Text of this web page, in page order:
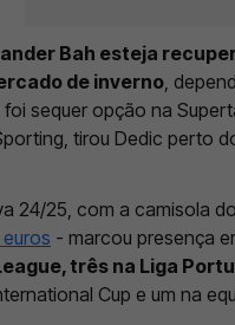
Bah esteja
de inverno ,
sequer opção na
tirou Dedic perto
24/25, com a camisola
- marcou presença
três na Liga
Cup e um na